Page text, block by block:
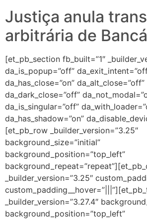
Justiça anula
arbitrária de
[et_pb_section fb_built=”1″
da_is_popup=”off”
da_has_close=”on” da_alt_close=”off”
da_dark_close=”off”
da_is_singular=”off”
da_has_shadow=”on”
[et_pb_row _builder_version=”3.25″
background_size=”initial”
background_position=”top_left”
_builder_version=”3.25″
_builder_version=”3.27.4″
background_position=”top_left”